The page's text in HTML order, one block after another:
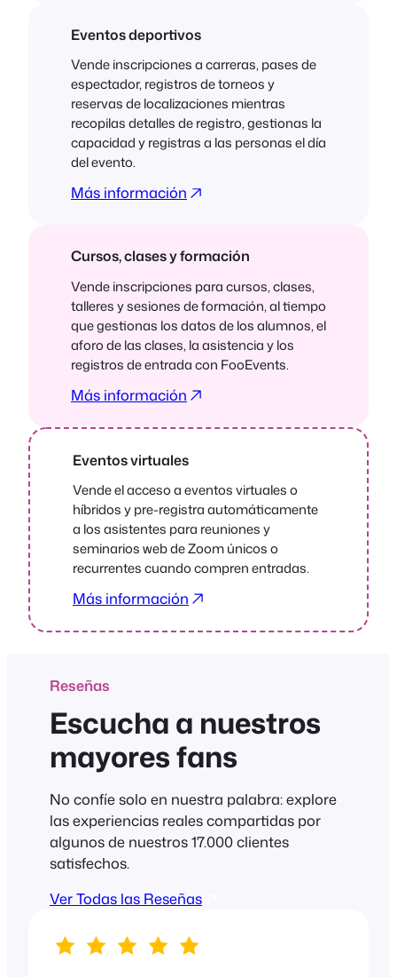
Eventos deportivos
Vende inscripciones a carreras, pases de
espectador, registros de torneos y
reservas de localizaciones mientras
recopilas detalles de registro, gestionas la
capacidad y registras a las personas el día
del evento.
Más información
Cursos, clases y formación
Vende inscripciones para cursos, clases,
talleres y sesiones de formación, al tiempo
que gestionas los datos de los alumnos, el
aforo de las clases, la asistencia y los
registros de entrada con FooEvents.
Más información
Eventos virtuales
Vende el acceso a eventos virtuales o
híbridos y pre-registra automáticamente
a los asistentes para reuniones y
seminarios web de Zoom únicos o
recurrentes cuando compren entradas.
Más información
Reseñas
Escucha a nuestros
mayores fans
No confíe solo en nuestra palabra: explore
las experiencias reales compartidas por
algunos de nuestros 17.000 clientes
satisfechos.
Ver Todas las Reseñas